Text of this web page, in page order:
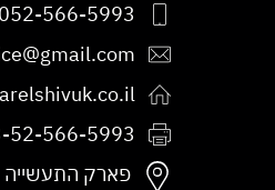
052-566-5993
harelshivuk.co.il
פקס:
52-566-5993
פארק התעשייה –